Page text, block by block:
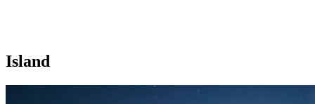
Island